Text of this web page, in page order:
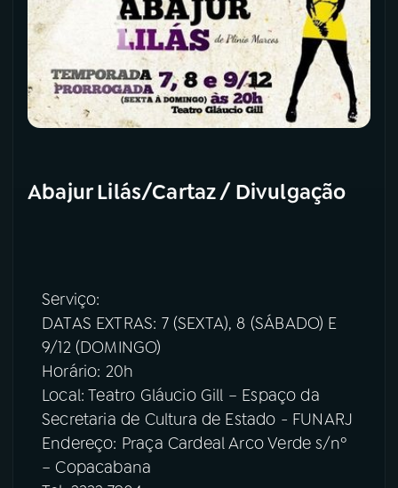
Abajur Lilás/Cartaz / Divulgação
Serviço:
DATAS EXTRAS: 7 (SEXTA), 8 (SÁBADO) E
9/12 (DOMINGO)
Horário: 20h
Local: Teatro Gláucio Gill – Espaço da
Secretaria de Cultura de Estado - FUNARJ
Endereço: Praça Cardeal Arco Verde s/nº
– Copacabana